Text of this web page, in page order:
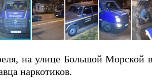
на улице Большой Морской
наркотиков.